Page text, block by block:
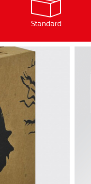
Standard